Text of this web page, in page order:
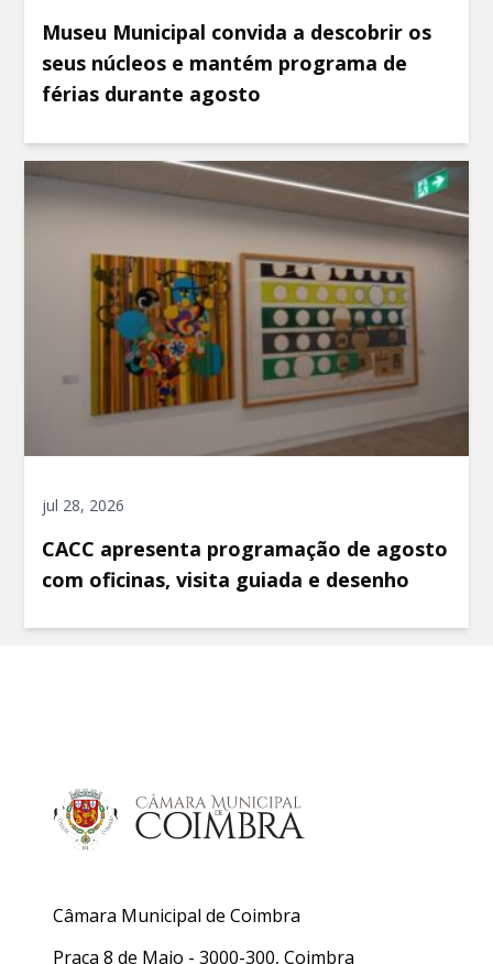
Museu Municipal convida a descobrir os
seus núcleos e mantém programa de
férias durante agosto
jul 28, 2026
CACC apresenta programação de agosto
com oficinas, visita guiada e desenho
Câmara Municipal de Coimbra
Praça 8 de Maio - 3000-300, Coimbra